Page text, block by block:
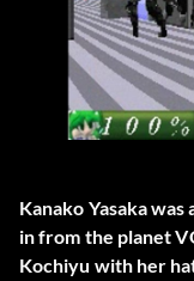
Kanako Yasaka
in from the planet
Kochiyu with her